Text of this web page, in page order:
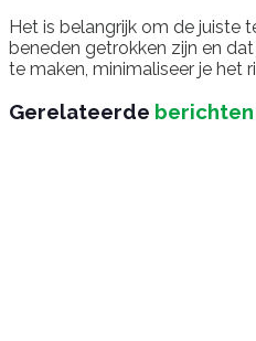
Het is belangrijk om de juiste
beneden getrokken zijn en
te maken, minimaliseer je het
Gerelateerde berichten